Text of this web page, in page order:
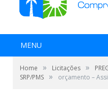
MENU
Home » Licitações »
SRP/PMS » orçamento –